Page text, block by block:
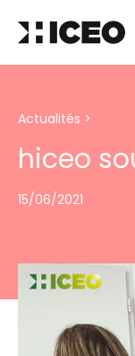
Actualités >
hiceo
15/06/2021